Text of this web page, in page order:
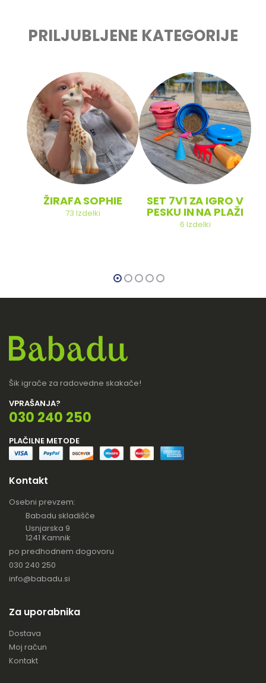
PRILJUBLJENE KATEGORIJE
ŽIRAFA SOPHIE
73 Izdelki
SET 7V1 ZA IGRO V
PESKU IN NA PLAŽI
6 Izdelki
Šik igrače za radovedne skakače!
VPRAŠANJA?
030 240 250
PLAČILNE METODE
Kontakt
Osebni prevzem:
Babadu skladišče
Usnjarska 9
1241 Kamnik
po predhodnem dogovoru
030 240 250
info@babadu.si
Za uporabnika
Dostava
Moj račun
Kontakt